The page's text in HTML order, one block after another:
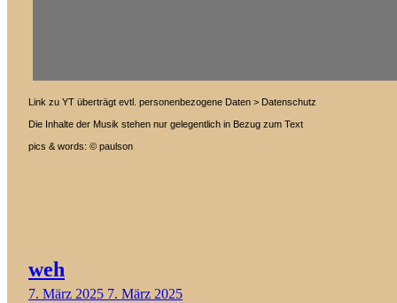
Link zu YT überträgt evtl. personenbezogene Daten > Datenschutz
Die Inhalte der Musik stehen nur gelegentlich in Bezug zum Text
pics & words: © paulson
weh
7. März 2025 7. März 2025